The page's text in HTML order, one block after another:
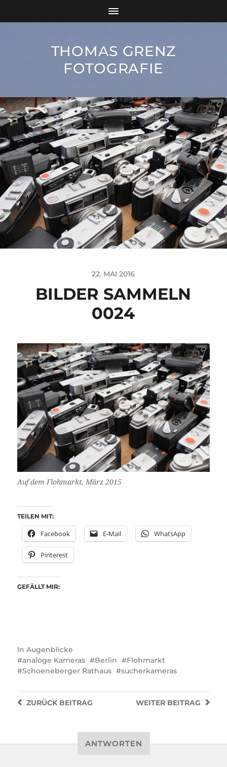
THOMAS GRENZ
FOTOGRAFIE
22. MAI 2016
BILDER SAMMELN
0024
Auf dem Flohmarkt, März 2015
TEILEN MIT:
Facebook E-Mail WhatsApp
Pinterest
GEFÄLLT MIR:
In Augenblicke
analoge Kameras
Berlin
Flohmarkt
Schoeneberger Rathaus
sucherkameras
WEITER BEITRAG
ZURÜCKBEITRAG
ANTWORTEN